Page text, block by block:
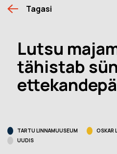
Tagasi
Lutsu
tähistab
TARTU LINNAMUUSEUM
OSKAR
UUDIS